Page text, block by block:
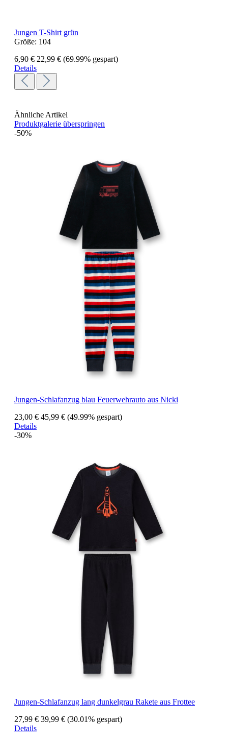
Jungen T-Shirt grün
Größe: 104
6,90 € 22,99 € (69.99% gespart)
Details
Ähnliche Artikel
Produktgalerie überspringen
-50%
Jungen-Schlafanzug blau Feuerwehrauto aus Nicki
23,00 € 45,99 € (49.99% gespart)
Details
-30%
Jungen-Schlafanzug lang dunkelgrau Rakete aus Frottee
27,99 € 39,99 € (30.01% gespart)
Details